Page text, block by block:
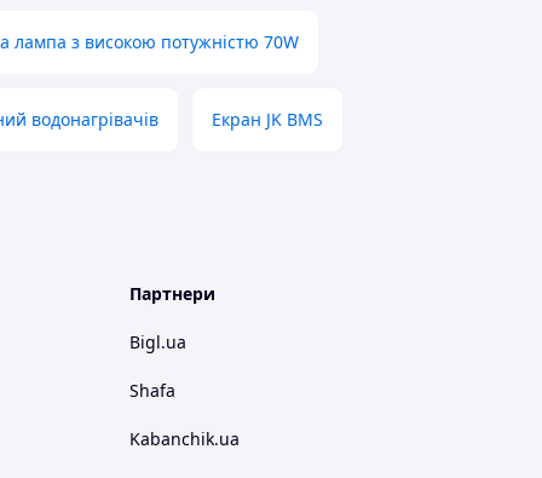
лампа з високою потужністю 70W
водонагрівачів Екран JK BMS
Партнери
Bigl.ua
Shafa
Kabanchik.ua